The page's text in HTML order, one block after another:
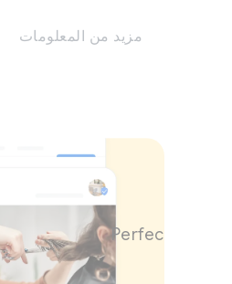
مزيد من المعلومات
Perfect